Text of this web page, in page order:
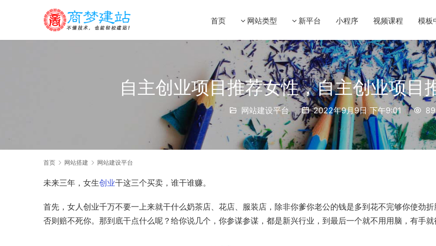
首页 网站类型 新平台 小程序 视频课程 模板
自主创业项目推荐女性，自主创业项目
网站建设平台 2022年9月9日 下午9:01
首页 网站搭建 网站建设平台
未来三年，女生创业干这三个买卖，谁干谁赚。
首先，女人创业千万不要一上来就干什么奶茶店、花店、服装店，除非你爹你老公的钱是多到花不完够你使劲折
否则赔不死你。那到底干点什么呢？给你说几个，你参谋参谋，都是新兴行业，到最后一个就不用用脑，有手就